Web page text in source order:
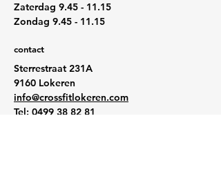
Zaterdag 9.45 - 11.15
Zondag 9.45 - 11.15
contact
Sterrestraat 231A
9160 Lokeren
info@crossfitlokeren.com
Tel: 0499 38 82 81